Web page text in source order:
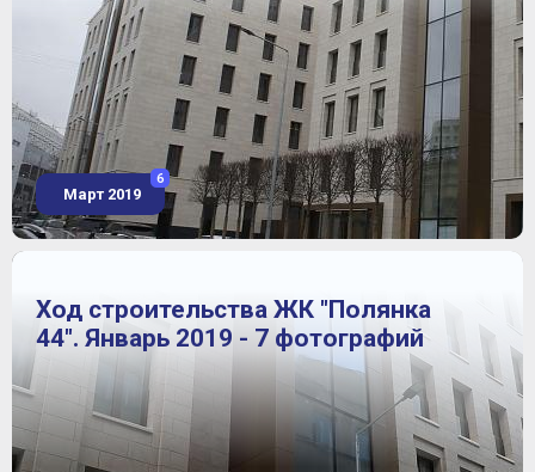
Март 2019
6
Ход строительства ЖК "Полянка
44". Январь 2019 - 7 фотографий